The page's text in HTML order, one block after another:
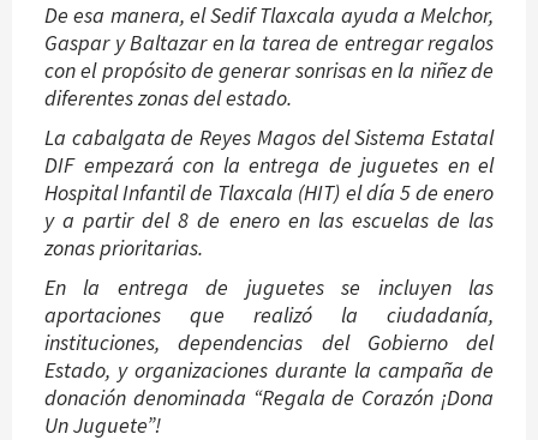
De esa manera, el Sedif Tlaxcala ayuda a Melchor,
Gaspar y Baltazar en la tarea de entregar regalos
con el propósito de generar sonrisas en la niñez de
diferentes zonas del estado.
La cabalgata de Reyes Magos del Sistema Estatal
DIF empezará con la entrega de juguetes en el
Hospital Infantil de Tlaxcala (HIT) el día 5 de enero
y a partir del 8 de enero en las escuelas de las
zonas prioritarias.
En la entrega de juguetes se incluyen las
aportaciones que realizó la ciudadanía,
instituciones, dependencias del Gobierno del
Estado, y organizaciones durante la campaña de
donación denominada “Regala de Corazón ¡Dona
Un Juguete”!